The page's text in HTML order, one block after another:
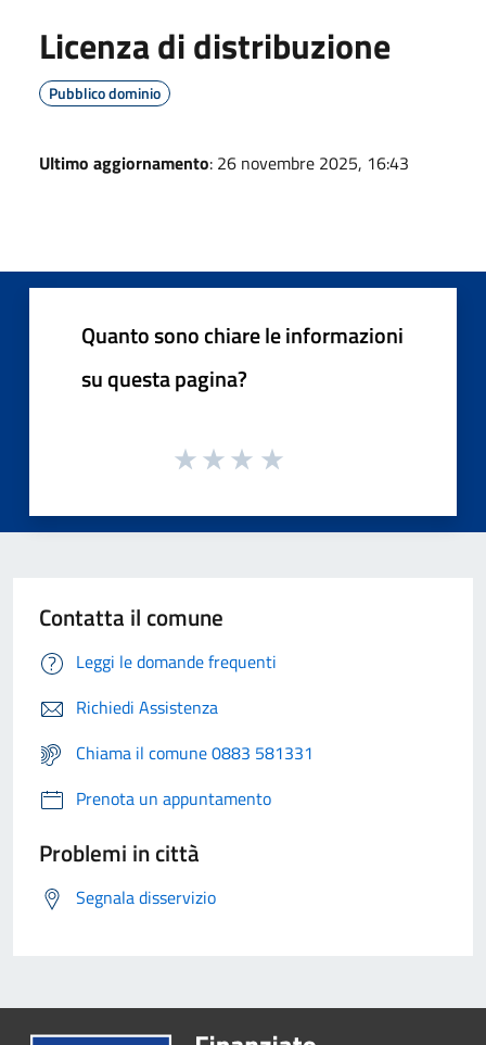
Licenza di distribuzione
Pubblico dominio
Ultimo aggiornamento: 26 novembre 2025, 16:43
Quanto sono chiare le informazioni
su questa pagina?
Contatta il comune
Leggi le domande frequenti
Richiedi Assistenza
Chiama il comune 0883 581331
Prenota un appuntamento
Problemi in città
Segnala disservizio